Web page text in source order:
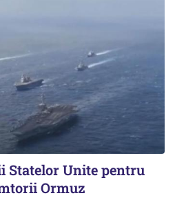
Statelor Unite pentru
Ormuz